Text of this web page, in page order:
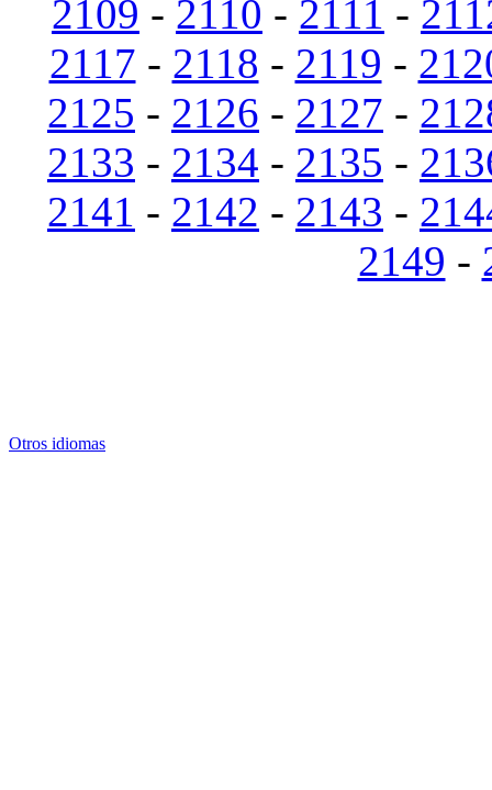
2109 - 2110 - 2111 -
2117 - 2118 - 2119 -
2125 - 2126 - 2127 -
2133 - 2134 - 2135 -
2141 - 2142 - 2143 -
2149 -
Otros idiomas